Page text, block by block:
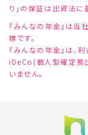
り」の保証は出資法に
『みんなの年金』は当
標です。
『みんなの年金』は、
iDeCo(個人型確定拠
いません。